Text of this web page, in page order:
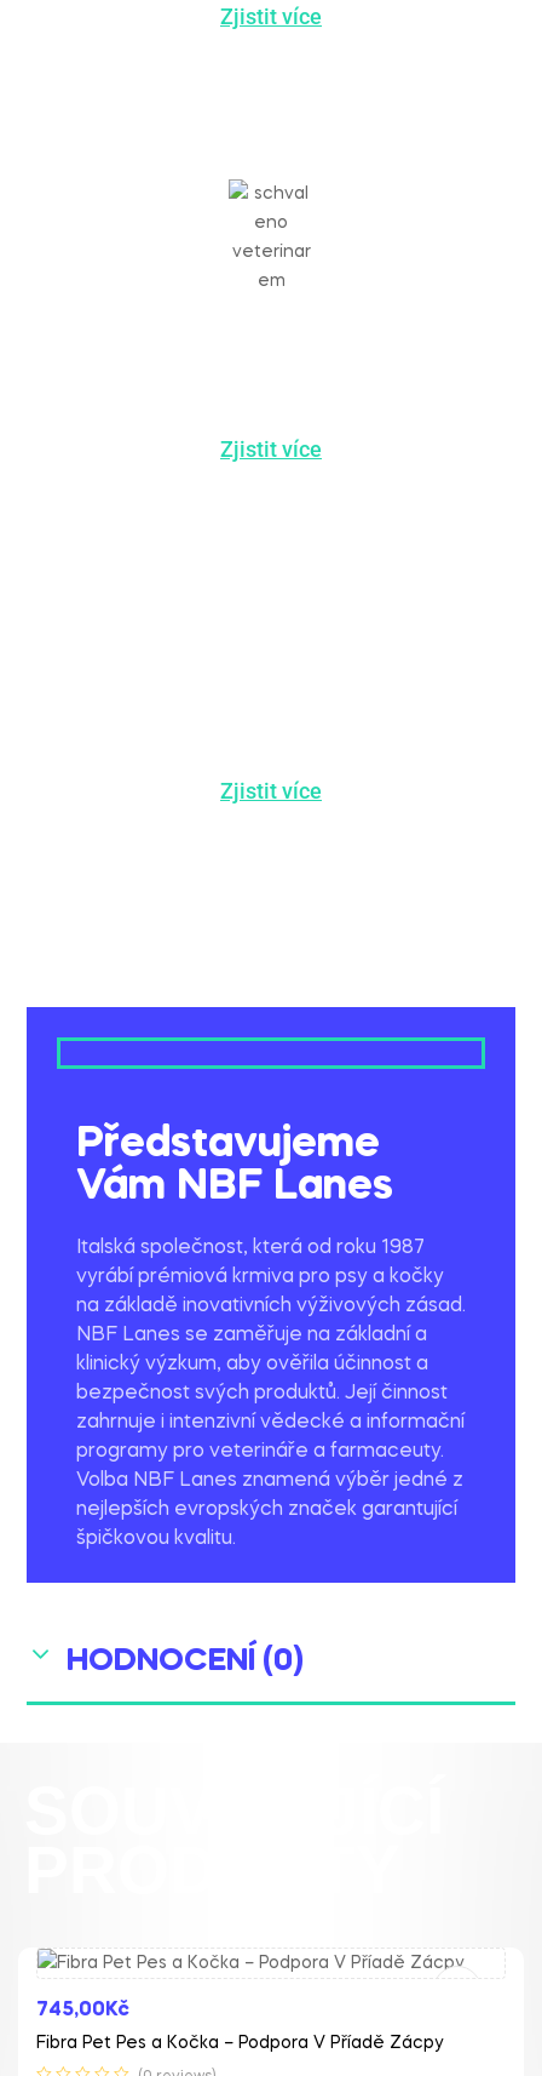
Zjistit více
Zjistit více
Zjistit více
Představujeme
Vám NBF Lanes
Italská společnost, která od roku 1987
vyrábí prémiová krmiva pro psy a kočky
na základě inovativních výživových zásad.
NBF Lanes se zaměřuje na základní a
klinický výzkum, aby ověřila účinnost a
bezpečnost svých produktů. Její činnost
zahrnuje i intenzivní vědecké a informační
programy pro veterináře a farmaceuty.
Volba NBF Lanes znamená výběr jedné z
nejlepších evropských značek garantující
špičkovou kvalitu.
HODNOCENÍ (0)
745,00Kč
Fibra Pet Pes a Kočka – Podpora V Příadě Zácpy